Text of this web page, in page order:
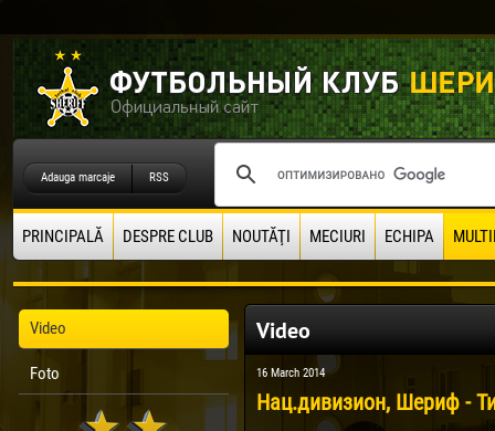
Adauga marcaje RSS
PRINCIPALĂ DESPRE CLUB NOUTĂŢI MECIURI ECHIPA
Video
Foto
Video
16 March 2014
Нац.дивизион, Шериф -